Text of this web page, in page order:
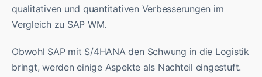
qualitativen und quantitativen Verbesserungen im
Vergleich zu SAP WM.
Obwohl SAP mit S/4HANA den Schwung in die Logistik
bringt, werden einige Aspekte als Nachteil eingestuft.